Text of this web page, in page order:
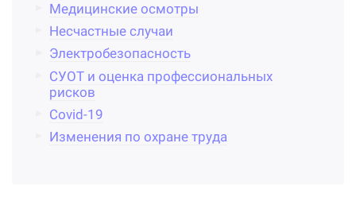
Медицинские осмотры
Несчастные случаи
Электробезопасность
СУОТ и оценка профессиональных
рисков
Covid-19
Изменения по охране труда